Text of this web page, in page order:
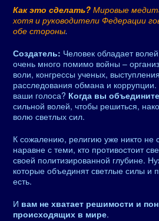
Как это сделать? Мировые
хотя и руководители Федерации
обе стороны.
Создатель: Человек обладает
очень много помимо войны –
воли, конгрессы ученых,
расследования обмана и
ваши голоса? Когда вы
сильной волей, чтобы решиться,
волю светлых сил.
К сожалению, религию уже никто не
наравне с теми, кто противостоит
своей политизированной глубине.
которые объединят светлые силы и
есть.
И вам не хватает решимости и
происходящих в мире.